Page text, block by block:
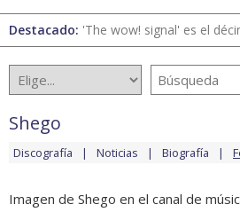
Destacado: 'The wow! signal' es el
Shego
Discografía Noticias Biografía
Imagen de Shego en el canal de